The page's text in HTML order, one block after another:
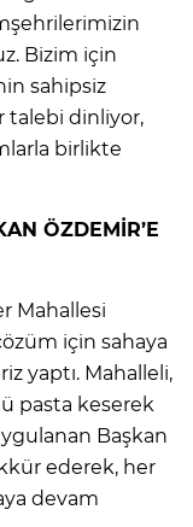
Bizim için
sahipsiz
talebi dinliyor,
birlikte
ÖZDEMİR’E
Mahallesi
için sahaya
yaptı. Mahalleli,
pasta keserek
Başkan
ederek, her
devam